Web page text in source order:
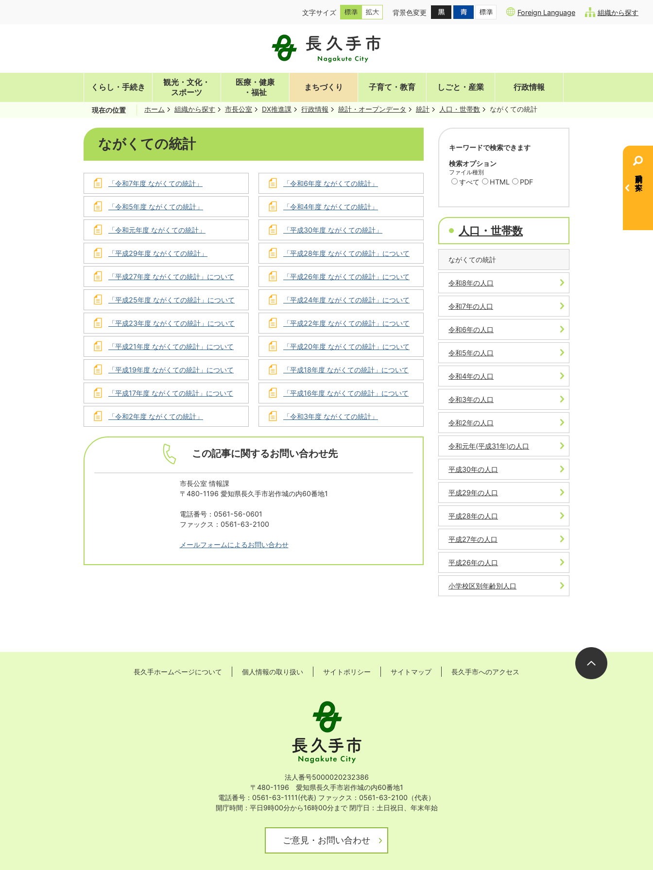
文字サイズ 背景色変更 Foreign Language 組織から探す
くらし・手続き
観光・文化・
スポーツ
医療・健康
・福祉
まちづくり 子育て・教育 しごと・産業 行政情報
目的別で探す
現在の位置 ホーム 組織から探す 市長公室 DX推進課 行政情報 統計・オープンデータ 統計 人口・世帯数 ながくての統計
ながくての統計
「令和7年度 ながくての統計」 「令和6年度 ながくての統計」
「令和5年度 ながくての統計」 「令和4年度 ながくての統計」
「令和元年度 ながくての統計」 「平成30年度 ながくての統計」
「平成29年度 ながくての統計」 「平成28年度 ながくての統計」について
「平成27年度 ながくての統計」について 「平成26年度 ながくての統計」について
「平成25年度 ながくての統計」について 「平成24年度 ながくての統計」について
「平成23年度 ながくての統計」について 「平成22年度 ながくての統計」について
「平成21年度 ながくての統計」について 「平成20年度 ながくての統計」について
「平成19年度 ながくての統計」について 「平成18年度 ながくての統計」について
「平成17年度 ながくての統計」について 「平成16年度 ながくての統計」について
「令和2年度 ながくての統計」 「令和3年度 ながくての統計」
この記事に関するお問い合わせ先
市長公室 情報課
〒480-1196 愛知県長久手市岩作城の内60番地1
電話番号：0561-56-0601
ファックス：0561-63-2100
メールフォームによるお問い合わせ
キーワードで検索できます
検索オプション
ファイル種別
すべて HTML PDF
人口・世帯数
ながくての統計
令和8年の人口
令和7年の人口
令和6年の人口
令和5年の人口
令和4年の人口
令和3年の人口
令和2年の人口
令和元年(平成31年)の人口
平成30年の人口
平成29年の人口
平成28年の人口
平成27年の人口
平成26年の人口
小学校区別年齢別人口
長久手ホームページについて 個人情報の取り扱い サイトポリシー サイトマップ 長久手市へのアクセス
Nagakute
City
法人番号5000020232386
〒480-1196 愛知県長久手市岩作城の内60番地1
電話番号：0561-63-1111(代表) ファックス：0561-63-2100（代表）
開庁時間：平日9時00分から16時00分まで 閉庁日：土日祝日、年末年始
ご意見・お問い合わせ